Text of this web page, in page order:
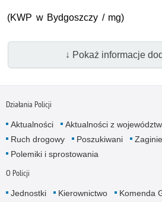
(KWP w Bydgoszczy / mg)
↓ Pokaż informacje
Działania Policji
Aktualności Aktualności z województw
Ruch drogowy
Poszukiwani
Polemiki i sprostowania
O Policji
Jednostki Kierownictwo
Komenda